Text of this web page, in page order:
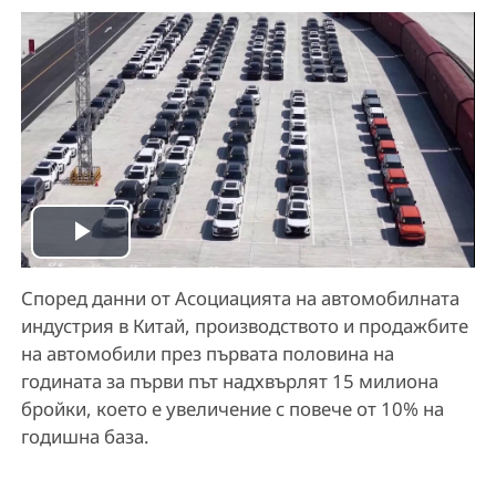
P
l
a
y
V
Според данни от Асоциацията на автомобилната
индустрия в Китай, производството и продажбите
на автомобили през първата половина на
годината за първи път надхвърлят 15 милиона
бройки, което е увеличение с повече от 10% на
годишна база.